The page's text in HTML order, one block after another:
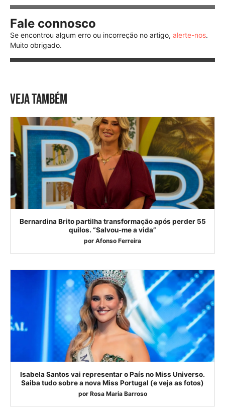
Fale connosco
Se encontrou algum erro ou incorreção no artigo, alerte-nos.
Muito obrigado.
VEJA TAMBÉM
Bernardina Brito partilha transformação após perder 55
quilos. “Salvou-me a vida”
por Afonso Ferreira
Isabela Santos vai representar o País no Miss Universo.
Saiba tudo sobre a nova Miss Portugal (e veja as fotos)
por Rosa Maria Barroso